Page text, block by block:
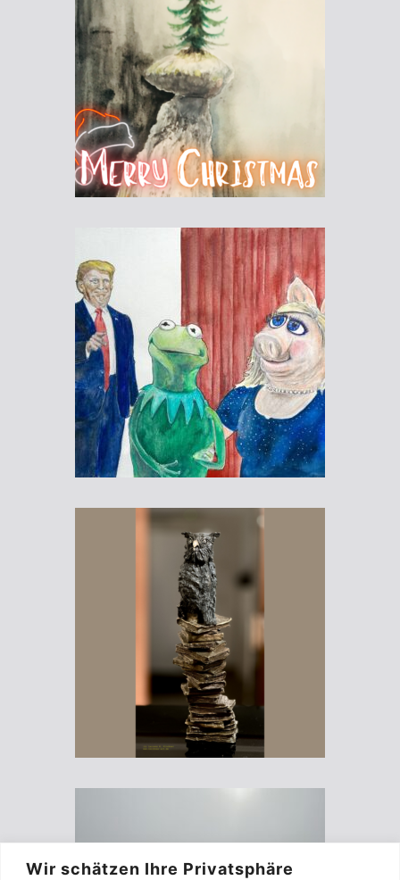
Wir schätzen Ihre Privatsphäre